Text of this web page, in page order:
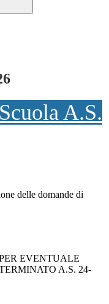
A.S.
delle domande di
EVENTUALE
A.S. 24-